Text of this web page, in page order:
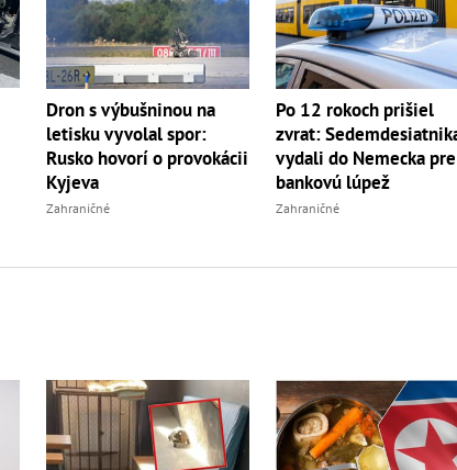
Dron s výbušninou na
letisku vyvolal spor:
Rusko hovorí o provokácii
Kyjeva
Zahraničné
Po 12 rokoch prišiel
zvrat:
vydali do Nemecka pre
bankovú lúpež
Zahraničné